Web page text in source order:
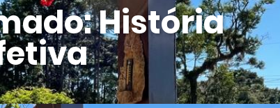
História